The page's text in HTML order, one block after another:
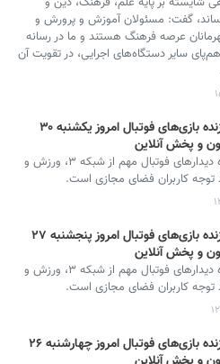
گفت: مسئولان آموزش‌ و پرورش و
عرصه فرهنگ هستند و ما در رسانه
سایر دستگاه‌های اجرایی، در تقویت آن
و پخش آنلاین
ساعت پخش زنده دیدارهای فوتبال مهم از شبکه ۳، ورزش و
توجه کاربران فضای مجازی است.
و پخش آنلاین
ساعت پخش زنده دیدارهای فوتبال مهم از شبکه ۳، ورزش و
توجه کاربران فضای مجازی است.